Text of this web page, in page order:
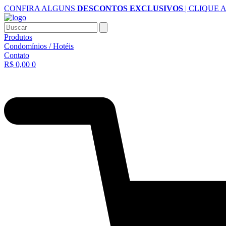
Ir
para
o
conteúdo
CONFIRA ALGUNS DESCONTOS EXCLUSIVOS | CLIQUE
Buscar
Produtos
Condomínios / Hotéis
Contato
R$ 0,00 0